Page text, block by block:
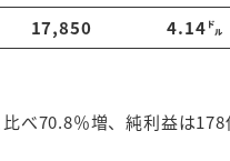
17,850 4.14㌦
べ70.8％増、純利益は